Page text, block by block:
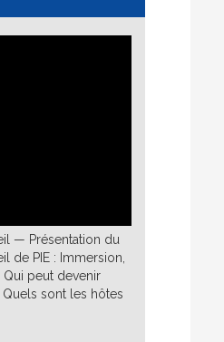
— Présentation du
de PIE : Immersion,
peut devenir
sont les hôtes